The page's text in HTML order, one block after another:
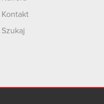
Kontakt
Szukaj